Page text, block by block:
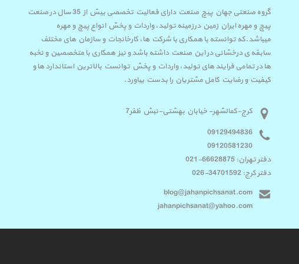
گروه صنعتی جهان پیچ صنعت دارای فعالیت تخصصی بیش از 35 سال در صنعت
پیچ و مهره ایران زمین درزمینه تولید، واردات و پخش انواع پیچ و مهره
میباشد.که توانسته با همکاری با شرکت ها، کارخانجات و سازمان های مختلف
سابقه ی درخشانی در این صنعت داشته باشد و نیز همکاری با متخصصین و نخبه
ها در تمامی فرایند های تولید، واردات و پخش توانست بالاترین استاندارد ها و
کیفیت و رضایت کامل مشتریان را بدست بیاورد.
کرج-کمالشهر- خیابان بهشتی-نبش ظفر7
09129494836
09120581230
دفتر تهران: 66628875-021
دفتر کرج: 34701592-026
blog@jahanpichsanat.com
jahanpichsanat@yahoo.com